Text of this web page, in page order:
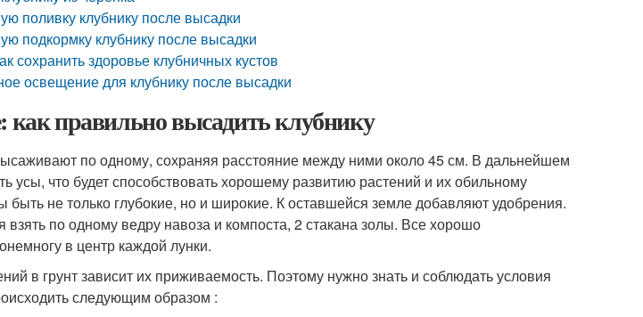
поливку клубнику после высадки
подкормку клубнику после высадки
сохранить здоровье клубничных кустов
освещение для клубнику после высадки
как правильно высадить клубнику
по одному, сохраняя расстояние между ними около 45 см. В дальнейшем
усы, что будет способствовать хорошему развитию растений и их обильному
не только глубокие, но и широкие. К оставшейся земле добавляют удобрения.
взять по одному ведру навоза и компоста, 2 стакана золы. Все хорошо
в центр каждой лунки.
в грунт зависит их приживаемость. Поэтому нужно знать и соблюдать условия
следующим образом :